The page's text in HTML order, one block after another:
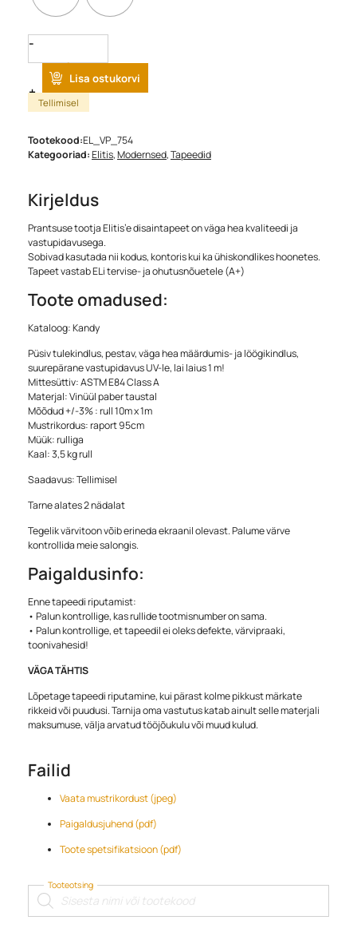
Tooteotsing
Products
search
Quantity
Lisa ostukorvi
Tellimisel
Tootekood:EL_VP_754
Kategooriad:Elitis,Modernsed,Tapeedid
Kirjeldus
Prantsuse tootja Elitis’e disaintapeet on väga hea kvaliteedi ja
vastupidavusega.
Sobivad kasutada nii kodus, kontoris kui ka ühiskondlikes hoonetes.
Tapeet vastab ELi tervise- ja ohutusnõuetele (A+)
Toote omadused:
Kataloog: Kandy
Püsiv tulekindlus, pestav, väga hea määrdumis- ja löögikindlus,
suurepärane vastupidavus UV-le, lai laius 1 m!
Mittesüttiv: ASTM E84 Class A
Materjal: Vinüül paber taustal
Mõõdud +/-3% : rull 10m x 1m
Mustrikordus: raport 95cm
Müük: rulliga
Kaal: 3,5 kg rull
Saadavus: Tellimisel
Tarne alates 2 nädalat
Tegelik värvitoon võib erineda ekraanil olevast. Palume värve
kontrollida meie salongis.
Paigaldusinfo:
Enne tapeedi riputamist:
• Palun kontrollige, kas rullide tootmisnumber on sama.
• Palun kontrollige, et tapeedil ei oleks defekte, värvipraaki,
toonivahesid!
VÄGA TÄHTIS
Lõpetage tapeedi riputamine, kui pärast kolme pikkust märkate
rikkeid või puudusi. Tarnija oma vastutus katab ainult selle materjali
maksumuse, välja arvatud tööjõukulu või muud kulud.
Failid
Vaata mustrikordust (jpeg)
Paigaldusjuhend (pdf)
Toote spetsifikatsioon (pdf)